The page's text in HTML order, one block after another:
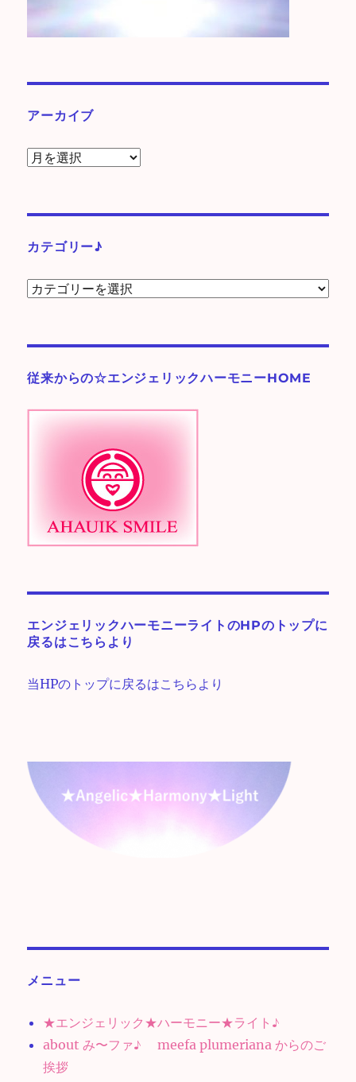
アーカイブ
ア
ブ
カテゴリー♪
カ
ー
従来からの☆エンジェリックハーモニーHOME
エンジェリックハーモニーライトのHPのトップに
戻るはこちらより
当HPのトップに戻るはこちらより
メニュー
★エンジェリック★ハーモニー★ライト♪
about み〜ファ♪ meefa plumeriana からのご
挨拶